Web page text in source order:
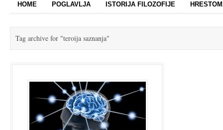
HOME POGLAVLJA ISTORIJA FILOZOFIJE
Tag archive for "teroija saznanja"